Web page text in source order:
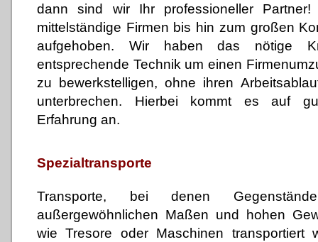
dann sind wir Ihr professioneller Partner!
mittelständige Firmen bis hin zum großen
aufgehoben. Wir haben das nötige
entsprechende Technik um einen
zu bewerkstelligen, ohne ihren
unterbrechen. Hierbei kommt es auf
Erfahrung an.
Spezialtransporte
Transporte, bei denen
außergewöhnlichen Maßen und hohen
wie Tresore oder Maschinen transportiert